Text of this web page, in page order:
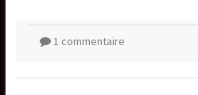
1 commentaire